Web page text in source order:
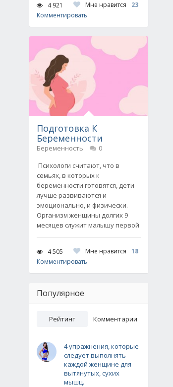
4 921 Мне нравится
23
Комментировать
Подготовка К
Беременности
Беременность
0
Психологи считают, что в
семьях, в которых к
беременности готовятся, дети
лучше развиваются и
эмоционально, и физически.
Организм женщины долгих 9
месяцев служит малышу первой
4 505 Мне нравится
18
Комментировать
Популярное
Рейтинг Комментарии
4 упражнения, которые
следует выполнять
каждой женщине для
вытянутых, сухих
мышц.